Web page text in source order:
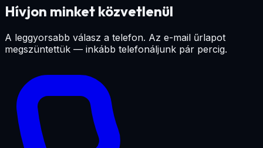
Hívjon minket közvetlenül
A leggyorsabb válasz a telefon. Az e-mail űrlapot
megszüntettük — inkább telefonáljunk pár percig.